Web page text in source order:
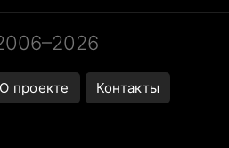
в океанариуме
О проекте Контакты